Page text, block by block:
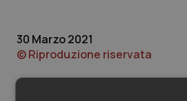
Quotidiano Pediatria
Rene & patologie
30 Marzo 2021
© Riproduzione riservata